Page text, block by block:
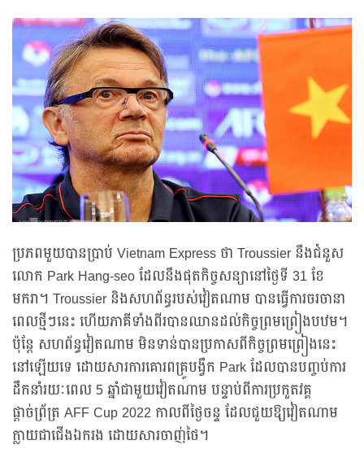
ប្រភពមួយបានប្រាប់ Vietnam Express ថា Troussier នឹងជំនួស
លោក Park Hang-seo ដែលនឹងផុតកិច្ចសន្យានៅថ្ងៃទី 31 ខែ
មករា។ Troussier និងសហព័ន្ធរបស់វៀតណាម បានធ្វើការចរចានា
ពេលថ្មីៗនេះ ហើយភាគីទាំងពីរបានឈានដល់កិច្ចព្រមព្រៀងបឋម។
ប៉ុន្តែ សហព័ន្ធវៀតណាម មិនទាន់បានប្រកាសពីកិច្ចព្រមព្រៀងនេះ
នៅឡើយទេ ដោយសារការគោរពគ្រូបង្វឹក Park ដែលបានបញ្ចប់ការ
ដឹកនាំរយៈពេល 5 ឆ្នាំជាមួយវៀតណាម បន្ទាប់ពីការប្រកួតវគ្គ
ផ្តាច់ព្រ័ត្រ AFF Cup 2022 កាលពីថ្ងៃចន្ទ ដែលជួយឱ្យវៀតណាម
ក្លាយជាជើងឯករង ដោយសារចាញ់ថៃ។